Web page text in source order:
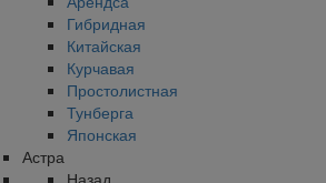
Гибридная
Китайская
Курчавая
Простолистная
Тунберга
Японская
Астра
Назад